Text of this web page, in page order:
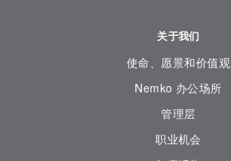
关于我们
使命、愿景和价值观
Nemko 办公场所
管理层
职业机会